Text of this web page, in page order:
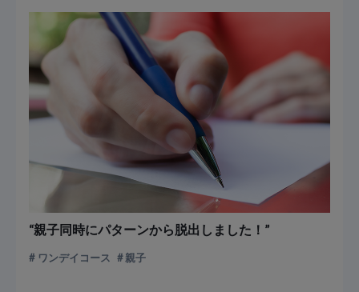
“親子同時にパターンから脱出しました！”
ワンデイコース 親子